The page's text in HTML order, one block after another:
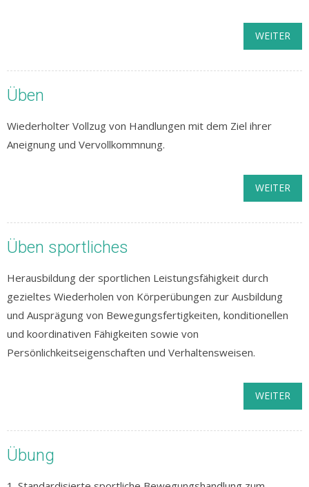
WEITER
Üben
Wiederholter Vollzug von Handlungen mit dem Ziel ihrer
Aneignung und Vervollkommnung.
WEITER
Üben sportliches
Herausbildung der sportlichen Leistungsfähigkeit durch
gezieltes Wiederholen von Körperübungen zur Ausbildung
und Ausprägung von Bewegungsfertigkeiten, konditionellen
und koordinativen Fähigkeiten sowie von
Persönlichkeitseigenschaften und Verhaltensweisen.
WEITER
Übung